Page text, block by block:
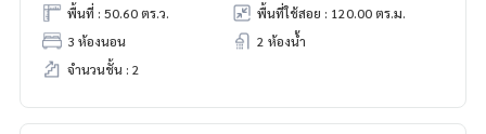
พื้นที่ : 50.60 ตร.ว.
พื้นที่ใช้สอย : 120.00 ตร.ม.
3 ห้องนอน
2 ห้องน้ำ
จำนวนชั้น : 2